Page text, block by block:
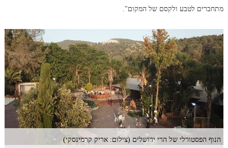
מתחברים לטבע ולקסם של המקום".
הנוף הפסטורלי של הרי ירושלים (צילום: אריק קרמינסקי)